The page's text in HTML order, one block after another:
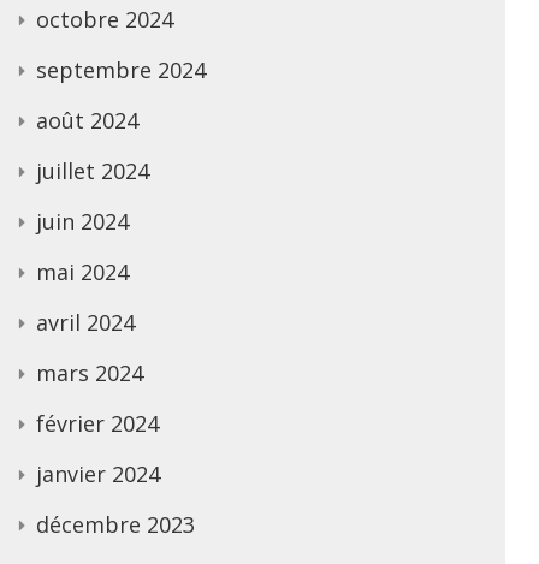
octobre 2024
septembre 2024
août 2024
juillet 2024
juin 2024
mai 2024
avril 2024
mars 2024
février 2024
janvier 2024
décembre 2023